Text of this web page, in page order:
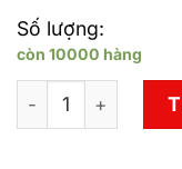
Số lượng:
còn 10000 hàng
Xưởng In PP,